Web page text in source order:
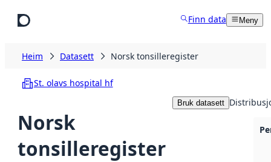
Finn data Meny
Heim Datasett Norsk tonsilleregister
St. olavs hospital hf
Norsk
tonsilleregister
Bruk datasett